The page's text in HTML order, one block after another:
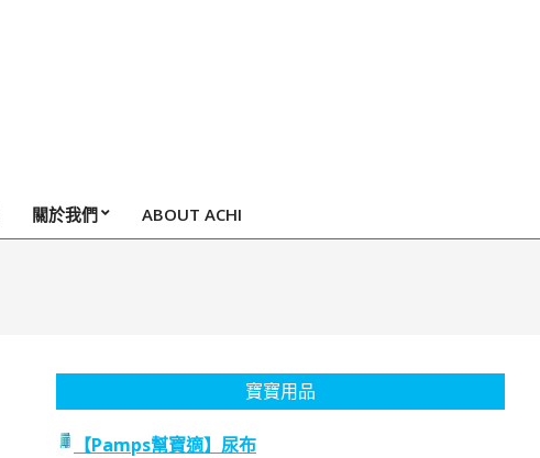
關於我們 ABOUT ACHI
寶寶用品
【Pamps幫寶適】尿布